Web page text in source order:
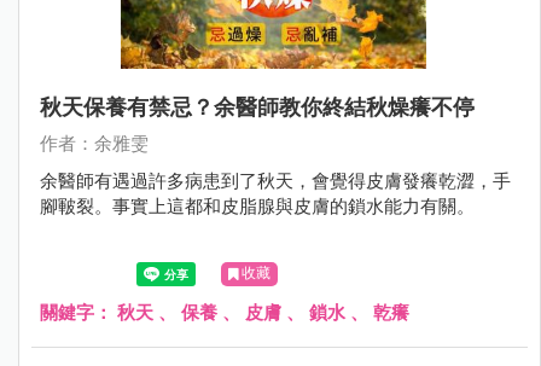
秋天保養有禁忌？余醫師教你終結秋燥癢不停
作者：余雅雯
余醫師有遇過許多病患到了秋天，會覺得皮膚發癢乾澀，手
腳皸裂。事實上這都和皮脂腺與皮膚的鎖水能力有關。
收藏
關鍵字： 秋天 、 保養 、 皮膚 、 鎖水 、 乾癢